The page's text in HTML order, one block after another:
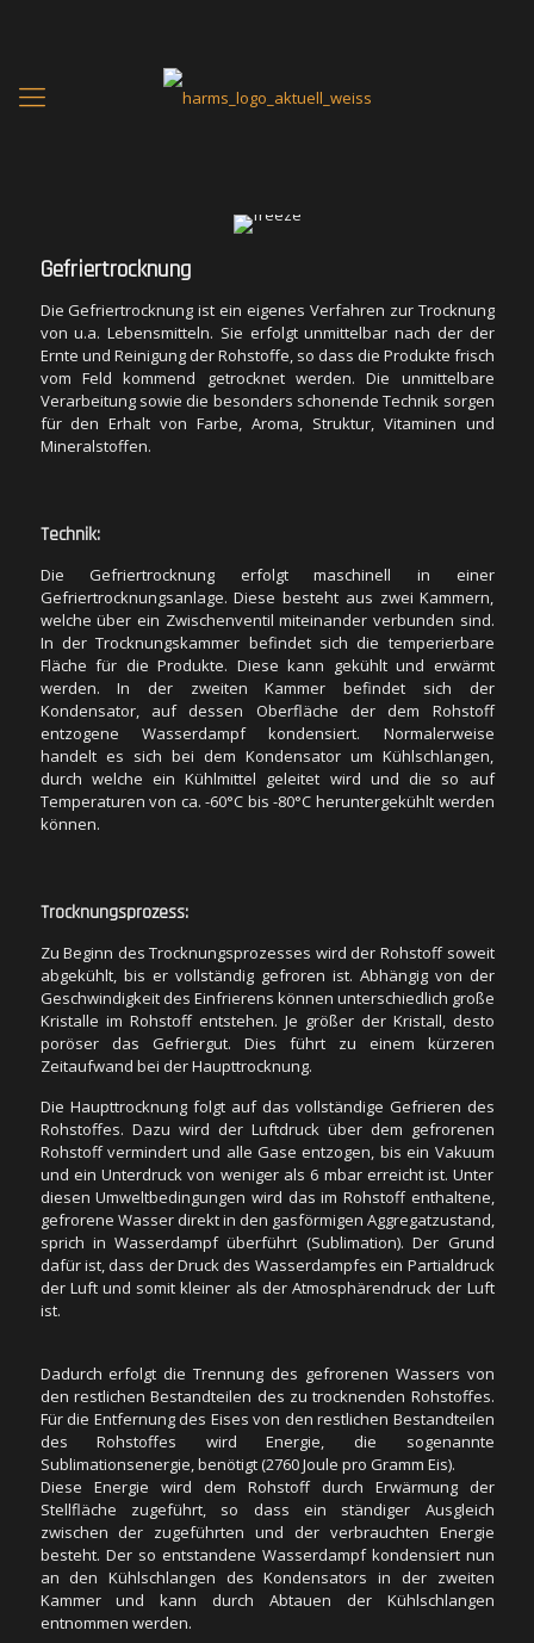
Gefriertrocknung
vom Feld kommend getrocknet werden. Die unmittelbare
Verarbeitung sowie die besonders schonende Technik sorgen
für den Erhalt von Farbe, Aroma, Struktur, Vitaminen und
Technik:
Die Gefriertrocknung erfolgt maschinell in einer
Gefriertrocknungsanlage. Diese besteht aus zwei Kammern,
welche über ein Zwischenventil miteinander verbunden sind.
werden. In der zweiten Kammer befindet sich der
entzogene Wasserdampf kondensiert. Normalerweise
handelt es sich bei dem Kondensator um Kühlschlangen,
durch welche ein Kühlmittel geleitet wird und die so auf
Temperaturen von ca. -60°C bis -80°C heruntergekühlt werden
können.
Trocknungsprozess:
Zu Beginn des Trocknungsprozesses wird der Rohstoff soweit
abgekühlt, bis er vollständig gefroren ist. Abhängig von der
Geschwindigkeit des Einfrierens können unterschiedlich große
Zeitaufwand bei der Haupttrocknung.
Die Haupttrocknung folgt auf das vollständige Gefrieren des
Rohstoffes. Dazu wird der Luftdruck über dem gefrorenen
Rohstoff vermindert und alle Gase entzogen, bis ein Vakuum
und ein Unterdruck von weniger als 6 mbar erreicht ist. Unter
diesen Umweltbedingungen wird das im Rohstoff enthaltene,
gefrorene Wasser direkt in den gasförmigen Aggregatzustand,
sprich in Wasserdampf überführt (Sublimation). Der Grund
dafür ist, dass der Druck des Wasserdampfes ein Partialdruck
der Luft und somit kleiner als der Atmosphärendruck der Luft
ist.
Dadurch erfolgt die Trennung des gefrorenen Wassers von
den restlichen Bestandteilen des zu trocknenden Rohstoffes.
Für die Entfernung des Eises von den restlichen Bestandteilen
des Rohstoffes wird Energie, die sogenannte
Sublimationsenergie, benötigt (2760 Joule pro Gramm Eis).
zwischen der zugeführten und der verbrauchten Energie
besteht. Der so entstandene Wasserdampf kondensiert nun
an den Kühlschlangen des Kondensators in der zweiten
Kammer und kann durch Abtauen der Kühlschlangen
entnommen werden.
Nach Abschluss der Haupttrocknung erfolgt die
Nachtrocknung, bei der der endgültige Trocknungszustand
des Rohstoffes erreicht wird. Dieser liegt üblicherweise bei 1 -
4%. In dieser Phase wird das noch im Rohstoffgebundene
Wasser entfernt. Dies erfolgt bei kristallinen Gerüsten durch
Gefriertrocknung
Die Gefriertrocknung ist ein eigenes Verfahren zur Trocknung
von u.a. Lebensmitteln. Sie erfolgt unmittelbar nach der der
Ernte und Reinigung der Rohstoffe, so dass die Produkte frisch
vom Feld kommend getrocknet werden. Die unmittelbare
Verarbeitung sowie die besonders schonende Technik sorgen
für den Erhalt von Farbe, Aroma, Struktur, Vitaminen und
Mineralstoffen.
Technik:
Die Gefriertrocknung erfolgt maschinell in einer
Gefriertrocknungsanlage. Diese besteht aus zwei Kammern,
welche über ein Zwischenventil miteinander verbunden sind.
In der Trocknungskammer befindet sich die temperierbare
Fläche für die Produkte. Diese kann gekühlt und erwärmt
werden. In der zweiten Kammer befindet sich der
Kondensator, auf dessen Oberfläche der dem Rohstoff
entzogene Wasserdampf kondensiert. Normalerweise
handelt es sich bei dem Kondensator um Kühlschlangen,
durch welche ein Kühlmittel geleitet wird und die so auf
Temperaturen von ca. -60°C bis -80°C heruntergekühlt werden
können.
Trocknungsprozess:
Zu Beginn des Trocknungsprozesses wird der Rohstoff soweit
abgekühlt, bis er vollständig gefroren ist. Abhängig von der
Geschwindigkeit des Einfrierens können unterschiedlich große
Kristalle im Rohstoff entstehen. Je größer der Kristall, desto
poröser das Gefriergut. Dies führt zu einem kürzeren
Zeitaufwand bei der Haupttrocknung.
Die Haupttrocknung folgt auf das vollständige Gefrieren des
Rohstoffes. Dazu wird der Luftdruck über dem gefrorenen
Rohstoff vermindert und alle Gase entzogen, bis ein Vakuum
und ein Unterdruck von weniger als 6 mbar erreicht ist. Unter
diesen Umweltbedingungen wird das im Rohstoff enthaltene,
gefrorene Wasser direkt in den gasförmigen Aggregatzustand,
sprich in Wasserdampf überführt (Sublimation). Der Grund
dafür ist, dass der Druck des Wasserdampfes ein Partialdruck
der Luft und somit kleiner als der Atmosphärendruck der Luft
ist.
Dadurch erfolgt die Trennung des gefrorenen Wassers von
den restlichen Bestandteilen des zu trocknenden Rohstoffes.
Für die Entfernung des Eises von den restlichen Bestandteilen
des Rohstoffes wird Energie, die sogenannte
Sublimationsenergie, benötigt (2760 Joule pro Gramm Eis).
Diese Energie wird dem Rohstoff durch Erwärmung der
Stellfläche zugeführt, so dass ein ständiger Ausgleich
zwischen der zugeführten und der verbrauchten Energie
besteht. Der so entstandene Wasserdampf kondensiert nun
an den Kühlschlangen des Kondensators in der zweiten
Kammer und kann durch Abtauen der Kühlschlangen
entnommen werden.